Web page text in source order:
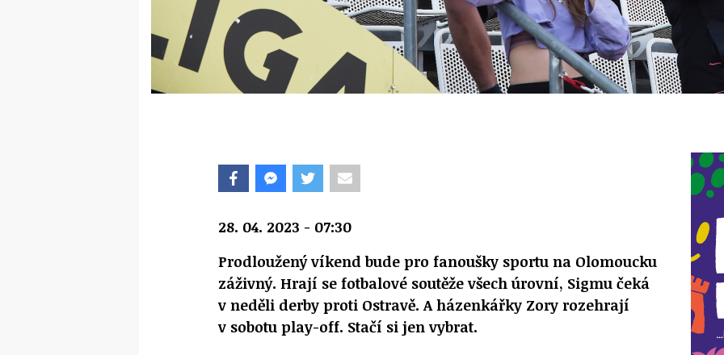
28. 04. 2023 - 07:30
Prodloužený víkend bude pro fanoušky sportu na Olomoucku
záživný. Hrají se fotbalové soutěže všech úrovní, Sigmu čeká
v neděli derby proti Ostravě. A házenkářky Zory rozehrají
v sobotu play-off. Stačí si jen vybrat.